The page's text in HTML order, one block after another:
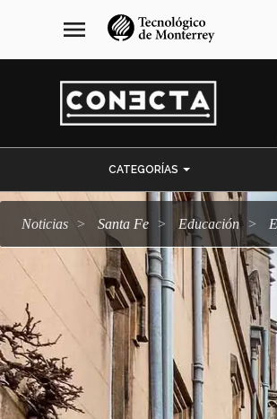
navegación
principal
menu
CATEGORÍAS
Noticias Santa Fe Educación